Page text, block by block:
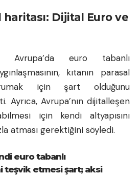
haritası: Dijital Euro ve
Avrupa’da euro tabanlı
kıtanın parasal
korumak için şart olduğunu
Ayrıca, Avrupa’nın dijitalleşen
için kendi altyapısını
atması gerektiğini söyledi.
euro tabanlı
teşvik etmesi şart; aksi